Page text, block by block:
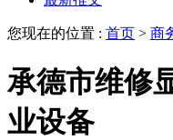
您现在的位置 : 首页 > 商
承德市维修
业设备